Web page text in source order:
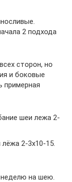
2 подхода
сторон, но
и боковые
примерная
шеи лежа 2-
2-3х10-15.
неделю на шею.